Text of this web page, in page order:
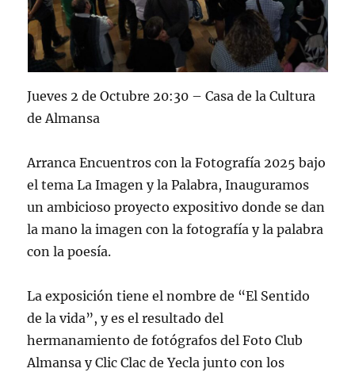
Jueves 2 de Octubre 20:30 – Casa de la Cultura
de Almansa
Arranca Encuentros con la Fotografía 2025 bajo
el tema La Imagen y la Palabra, Inauguramos
un ambicioso proyecto expositivo donde se dan
la mano la imagen con la fotografía y la palabra
con la poesía.
La exposición tiene el nombre de “El Sentido
de la vida”, y es el resultado del
hermanamiento de fotógrafos del Foto Club
Almansa y Clic Clac de Yecla junto con los